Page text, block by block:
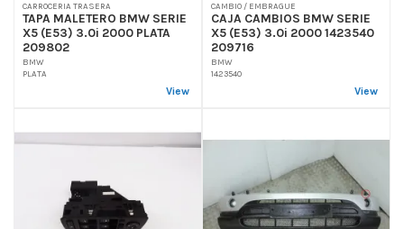
CARROCERIA TRASERA
TAPA MALETERO BMW SERIE
X5 (E53) 3.0i 2000 PLATA
209802
BMW
PLATA
View
CAMBIO / EMBRAGUE
CAJA CAMBIOS BMW SERIE
X5 (E53) 3.0i 2000 1423540
209716
BMW
1423540
View